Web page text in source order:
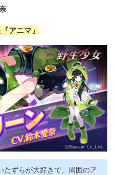
アニマ』
たずらが大好きで、周囲のア